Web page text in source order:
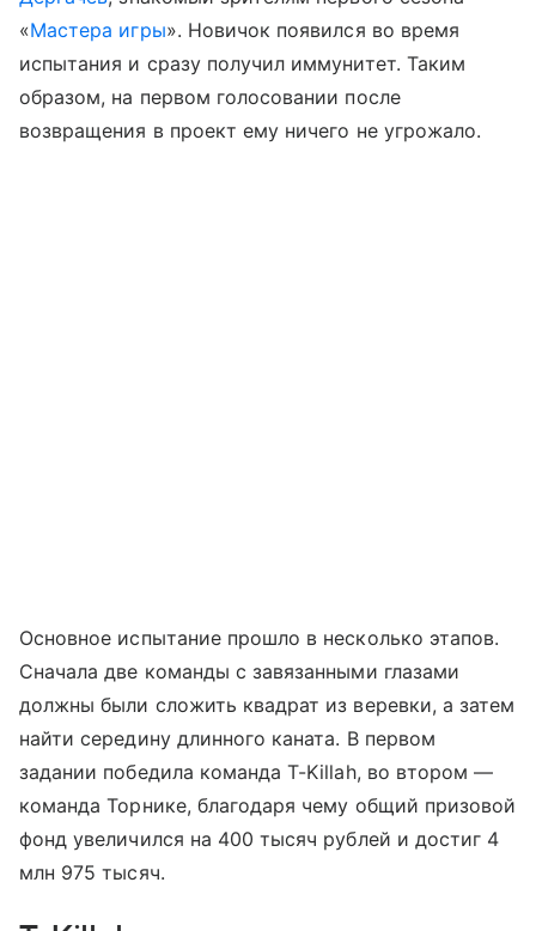
«Мастера игры». Новичок появился во время
испытания и сразу получил иммунитет. Таким
образом, на первом голосовании после
возвращения в проект ему ничего не угрожало.
Основное испытание прошло в несколько этапов.
Сначала две команды с завязанными глазами
должны были сложить квадрат из веревки, а затем
найти середину длинного каната. В первом
задании победила команда T-Killah, во втором —
команда Торнике, благодаря чему общий призовой
фонд увеличился на 400 тысяч рублей и достиг 4
млн 975 тысяч.